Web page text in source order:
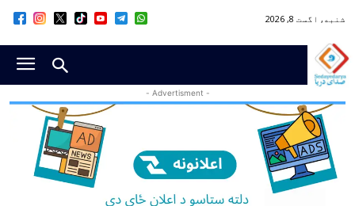
شنبه, اگست 8, 2026
- Advertisment -